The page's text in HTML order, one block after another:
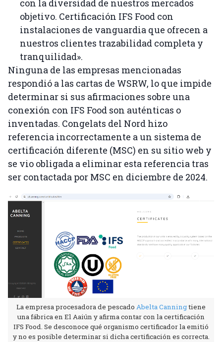
con la diversidad de nuestros mercados
objetivo. Certificación IFS Food con
instalaciones de vanguardia que ofrecen a
nuestros clientes trazabilidad completa y
tranquilidad».
Ninguna de las empresas mencionadas
respondió a las cartas de WSRW, lo que impide
determinar si sus afirmaciones sobre una
conexión con IFS Food son auténticas o
inventadas. Congelats del Nord hizo
referencia incorrectamente a un sistema de
certificación diferente (MSC) en su sitio web y
se vio obligada a eliminar esta referencia tras
ser contactada por MSC en diciembre de 2024.
La empresa procesadora de pescado Abelta Canningtiene
una fábrica en El Aaiún y afirma contar con la certificación
IFS Food. Se desconoce qué organismo certificador la emitió
y no es posible determinar si dicha certificación es correcta.